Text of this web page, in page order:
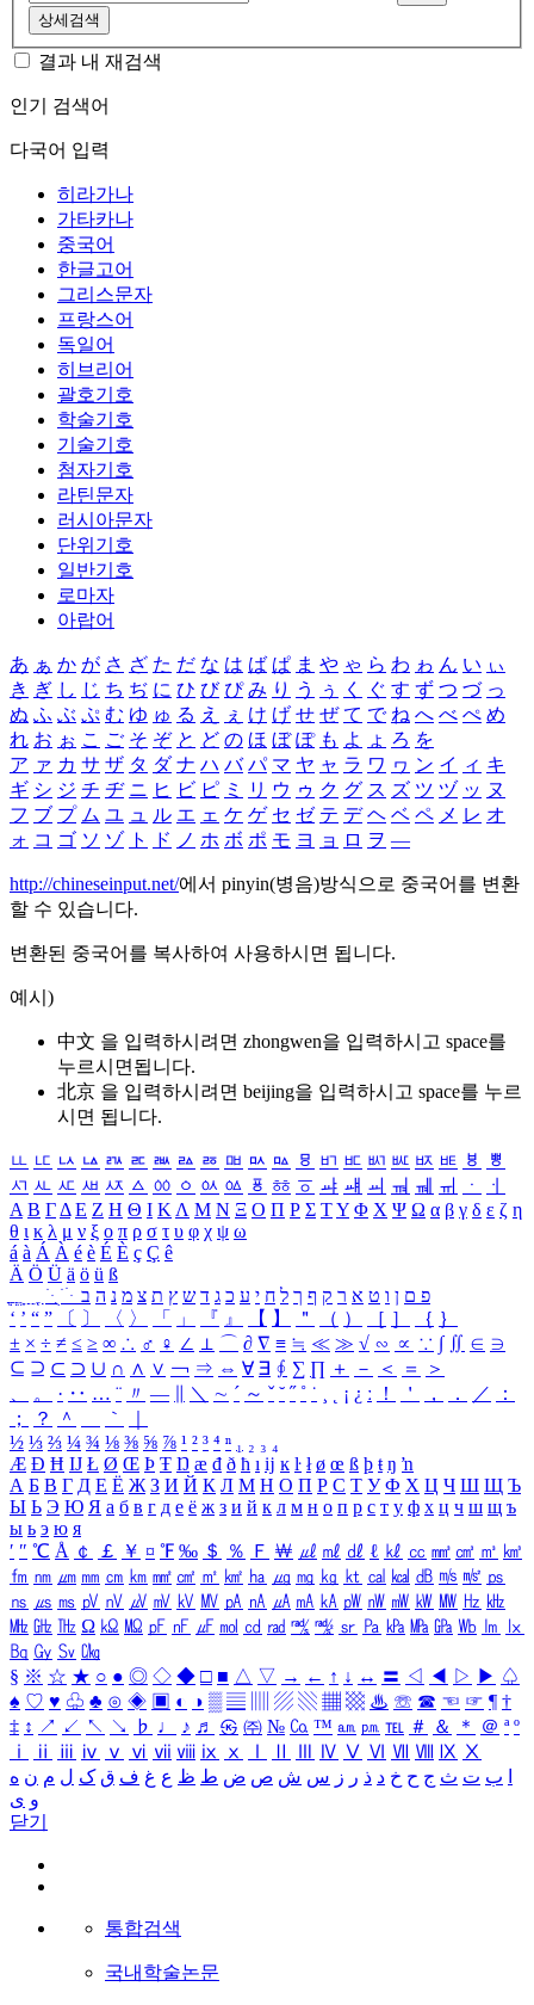
상세검색
결과 내 재검색
인기 검색어
다국어 입력
히라가나
가타카나
중국어
한글고어
그리스문자
프랑스어
독일어
히브리어
괄호기호
학술기호
기술기호
첨자기호
라틴문자
러시아문자
단위기호
일반기호
로마자
아랍어
あ ぁ か が さ ざ た だ な は ば ぱ ま や ゃ ら わ ゎ ん い ぃ
き ぎ し じ ち ぢ に ひ び ぴ み り う ぅ く ぐ す ず つ づ っ
ぬ ふ ぶ ぷ む ゆ ゅ る え ぇ け げ せ ぜ て で ね へ べ ぺ め
れ お ぉ こ ご そ ぞ と ど の ほ ぼ ぽ も よ ょ ろ を
ア ァ カ サ ザ タ ダ ナ ハ バ パ マ ヤ ャ ラ ワ ヮ ン イ ィ キ
ギ シ ジ チ ヂ ニ ヒ ビ ピ ミ リ ウ ゥ ク グ ス ズ ツ ヅ ッ ヌ
フ ブ プ ム ユ ュ ル エ ェ ケ ゲ セ ゼ テ デ ヘ ベ ペ メ レ オ
ォ コ ゴ ソ ゾ ト ド ノ ホ ボ ポ モ ヨ ョ ロ ヲ ―
http://chineseinput.net/에서 pinyin(병음)방식으로 중국어를 변환
할 수 있습니다.
변환된 중국어를 복사하여 사용하시면 됩니다.
예시)
中文 을 입력하시려면 zhongwen을 입력하시고 space를
누르시면됩니다.
北京 을 입력하시려면 beijing을 입력하시고 space를 누르
시면 됩니다.
ㅥ ㅦ ㅧ ㅨ ㅩ ㅪ ㅫ ㅬ ㅭ ㅮ ㅯ ㅰ ㅱ ㅲ ㅳ ㅴ ㅵ ㅶ ㅷ ㅸ
ㅹ
ㅺ ㅻ ㅼ ㅽ ㅾ ㅿ ㆀ ㆁ ㆂ ㆃ ㆄ ㆅ ㆆ ㆇ ㆈ ㆉ ㆊ ㆋ ㆌ ㆍ
ㆎ
Α Β ΓΔ Ε Ζ Η Θ Ι ΚΛ Μ Ν Ξ Ο Π Ρ Σ ΤΥ Φ Χ Ψ Ω α β γ δ ε ζ η
θ ι κ λ μ ν ξ ο π ρ σ τ υ φ χ ψ ω
á à Á À é è É È ç Ç ê
Ä Ö Ü ä ö ü ß
ִֶֹ ֻּ ׁׂ פ ם ן ו ט א ר ק ף ך ל ח י ע כ ג ד ש ץ ת צ מ נ ה ב
‘ ’ “ ” 〔 〕 〈 〉 「 」 『 』 【 】 ＂ （ ） ［ ］ ｛ ｝
± × ÷ ≠ ≤ ≥ ∞ ∴ ♂ ♀ ∠ ⊥ ⌒ ∂ ∇ ≡ ≒ ≪ ≫ √ ∽ ∝ ∵ ∫ ∬ ∈ ∋
⊆ ⊇ ⊂ ⊃ ∪ ∩ ∧ ∨ ￢ ⇒ ⇔ ∀ ∃ ∮ ∑ ∏ ＋ － ＜ ＝
＞
、
。 · ‥ … ¨ 〃 ― ＼ ∼ ´ ～ ˇ ˘ ˝ ˚ ˙ ¸ ¡ ¿ ː ！ ＇ ， ． ／
：
；
？ ＾ ｀
½ ⅓ ⅔ ¼ ¾ ⅛ ⅜ ⅝ ⅞ ¹ ² ³ ⁴ ⁿ ₁ ₂ ₃ ₄
Æ Ð Ħ Ĳ Ł Ø Œ Þ Ŧ Ŋ æ đ ð ħ ı ĳ ĸ ŀ ł ø œ ß þ ŧ ŋ ŉ
А Б В Г Д Е Ё Ж З И Й К Л М Н О П Р С Т У Ф Х Ц Ч Ш Щ Ъ
Ы Ь Э Ю Я а б в г д е ё ж з и й к л м н о п р с т у ф х ц ч ш щ ъ
ы ь э ю я
′ ″ ℃ Å ￠ ￡ ￥ ¤ ℉ ‰ ＄ ％ Ｆ ￦ ㎕ ㎖ ㎗ ℓ ㎘ ㏄ ㎣ ㎤ ㎥ ㎦
㎙ ㎚ ㎛ ㎜ ㎝ ㎞ ㎟ ㎠ ㎡ ㎢ ㏊ ㎍ ㎎ ㎏ ㏏ ㎈ ㎉ ㏈ ㎧ ㎨ ㎰
㎱ ㎲ ㎳ ㎴ ㎵ ㎶ ㎷ ㎸ ㎹ ㎀ ㎁ ㎂ ㎃ ㎄ ㎺ ㎻ ㎽ ㎾ ㎿ ㎐ ㎑
㎒ ㎓ ㎔ Ω ㏀ ㏁ ㎊ ㎋ ㎌ ㏖ ㏅ ㎭ ㎮ ㎯ ㏛ ㎩ ㎪ ㎫ ㎬ ㏝ ㏐
㏓
㏃ ㏉ ㏜ ㏆
§ ※ ☆ ★ ○ ● ◎ ◇ ◆ □ ■ △ ▽ → ← ↑ ↓ ↔ 〓 ◁ ◀ ▷ ▶ ♤
♠ ♡ ♥ ♧ ♣ ⊙ ◈ ▣ ◐ ◑ ▒ ▤ ▨ ▧ ▦ ▩ ♨ ☏ ☎ ☜ ☞ ¶ †
‡ ↕ ↗ ↙ ↖ ↘ ♭ ♩ ♪ ♬ ㉿ ㈜ № ㏇ ™ ㏂ ㏘ ℡ ＃ ＆ ＊ ＠ ª º
ⅰ
ⅱ ⅲ ⅳ ⅴ ⅵ ⅶ ⅷ ⅸ ⅹ Ⅳ Ⅴ Ⅵ Ⅶ Ⅷ Ⅸ Ⅹ
ب ت ث ج ح خ د ذ ر ز س ش ص ض ط ظ ع غ ف ق ک ل م ن ه
و ی
닫기
통합검색
국내학술논문